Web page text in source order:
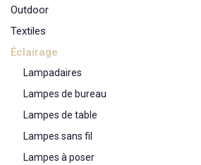
Outdoor
Textiles
Éclairage
Lampadaires
Lampes de bureau
Lampes de table
Lampes sans fil
Lampes à poser